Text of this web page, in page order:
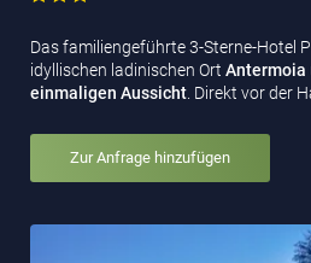
Das familiengeführte 3-Sterne-Hotel
idyllischen ladinischen Ort Antermoia
einmaligen Aussicht. Direkt vor der
Zur Anfrage hinzufügen